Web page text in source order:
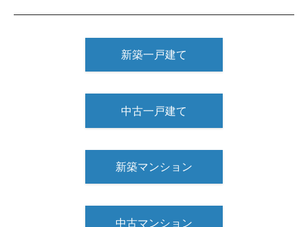
新築一戸建て
中古一戸建て
新築マンション
中古マンション